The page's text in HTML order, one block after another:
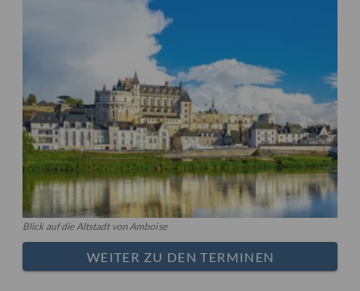
Blick auf die Altstadt von Amboise
WEITER ZU DEN TERMINEN